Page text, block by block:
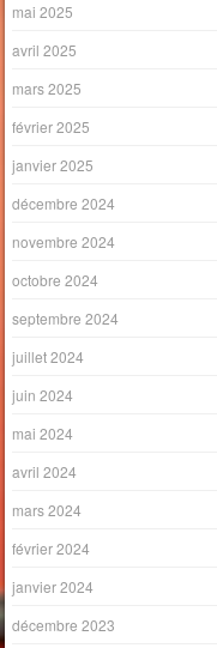
mai 2025
avril 2025
mars 2025
février 2025
janvier 2025
décembre 2024
novembre 2024
octobre 2024
septembre 2024
juillet 2024
juin 2024
mai 2024
avril 2024
mars 2024
février 2024
janvier 2024
décembre 2023